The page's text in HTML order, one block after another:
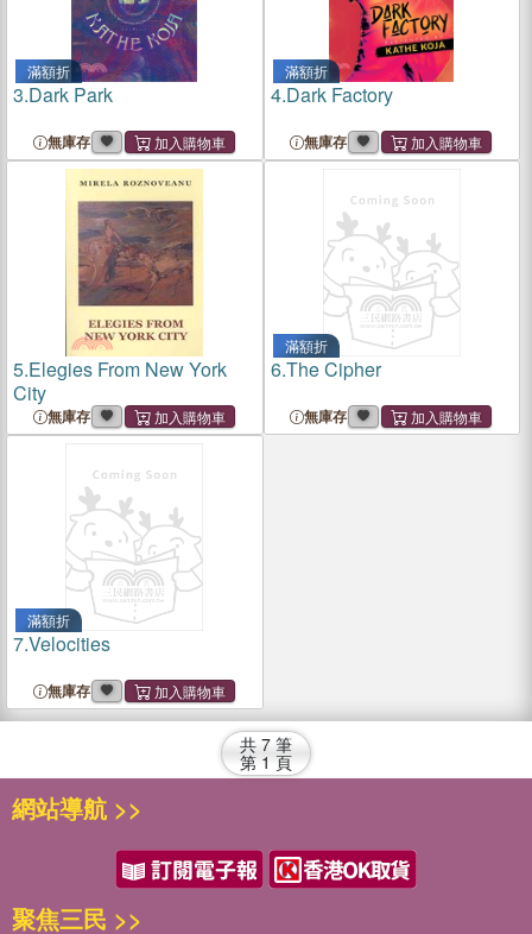
滿額折
3.Dark Park
無庫存
滿額折
4.Dark Factory
無庫存
5.Elegies From New York
City
無庫存
滿額折
6.The Cipher
無庫存
滿額折
7.Velocities
無庫存
共 7 筆
第 1 頁
網站導航 >>
聚焦三民 >>